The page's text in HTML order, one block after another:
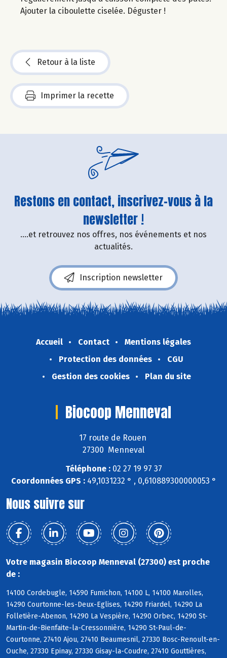
Ajouter la ciboulette ciselée. Déguster !
Retour à la liste
Imprimer la recette
Restons en contact, inscrivez-vous à la
newsletter !
....et retrouvez nos offres, nos événements et nos
actualités.
Inscription newsletter
Accueil Contact
Mentions légales
Protection des données
CGU
Gestion des cookies
Plan du site
Biocoop Menneval
17 route de Rouen
27300 Menneval
Téléphone :02 27 19 97 37
Coordonnées GPS :49,1031232 ° , 0,610889300000053 °
Nous suivre sur
Votre magasin Biocoop Menneval (27300) est proche
de :
14100 Cordebugle, 14590 Fumichon, 14100 L, 14100 Marolles,
14290 Courtonne-les-Deux-Eglises, 14290 Friardel, 14290 La
Folletière-Abenon, 14290 La Vespière, 14290 Orbec, 14290 St-
Martin-de-Bienfaite-la-Cressonnière, 14290 St-Paul-de-
Courtonne, 27410 Ajou, 27410 Beaumesnil, 27330 Bosc-Renoult-en-
Ouche, 27330 Epinay, 27330 Gisay-la-Coudre, 27410 Gouttières,